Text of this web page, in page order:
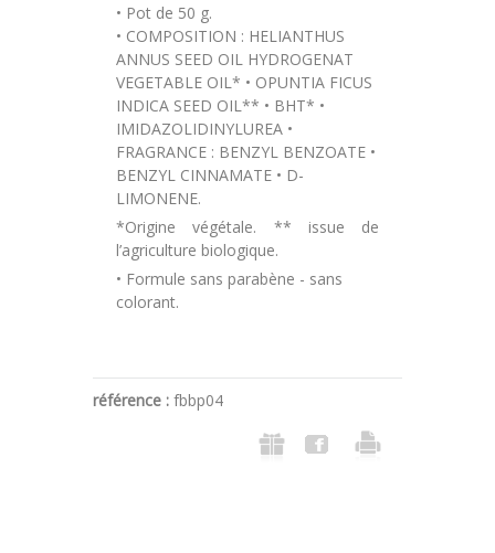
• Pot de 50 g.
• COMPOSITION : HELIANTHUS
ANNUS SEED OIL HYDROGENAT
VEGETABLE OIL* • OPUNTIA FICUS
INDICA SEED OIL** • BHT* •
IMIDAZOLIDINYLUREA •
FRAGRANCE : BENZYL BENZOATE •
BENZYL CINNAMATE • D-
LIMONENE.
*Origine végétale. ** issue de
l’agriculture biologique.
• Formule sans parabène - sans
colorant.
référence : fbbp04